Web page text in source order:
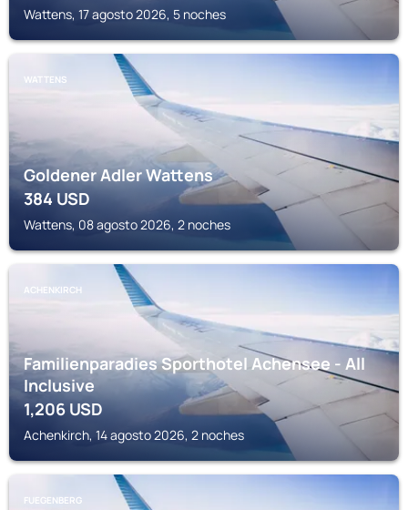
Wattens, 17 agosto 2026, 5 noches
WATTENS
Goldener Adler Wattens
384USD
Wattens, 08 agosto 2026, 2 noches
ACHENKIRCH
Familienparadies Sporthotel Achensee - All
Inclusive
1,206USD
Achenkirch, 14 agosto 2026, 2 noches
FUEGENBERG